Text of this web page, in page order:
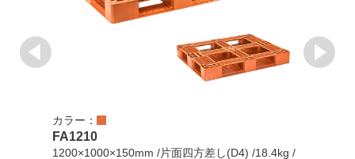
カラー：
FA1210
1200×1000×150mm /片面四方差し(D4) /18.4kg /